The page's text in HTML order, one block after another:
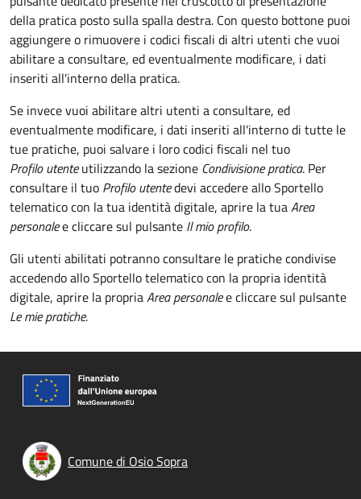
della pratica posto sulla spalla destra. Con questo bottone puoi
aggiungere o rimuovere i codici fiscali di altri utenti che vuoi
abilitare a consultare, ed eventualmente modificare, i dati
inseriti all'interno della pratica.
Se invece vuoi abilitare altri utenti a consultare, ed
eventualmente modificare, i dati inseriti all'interno di tutte le
tue pratiche, puoi salvare i loro codici fiscali nel tuo
Profilo utenteutilizzando la sezione Condivisione pratica. Per
consultare il tuo Profilo utentedevi accedere allo Sportello
telematico con la tua identità digitale, aprire la tuaArea
personalee cliccare sul pulsante Il mio profilo.
Gli utenti abilitati potranno consultare le pratiche condivise
accedendo allo Sportello telematico con la propria identità
digitale, aprire la propriaArea personalee cliccare sul pulsante
Le mie pratiche.
Comune di Osio Sopra